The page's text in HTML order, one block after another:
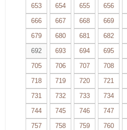
653
654 655 656
666
667 668 669
679
680 681 682
692
693 694 695
705
706 707 708
718
719 720 721
731
732 733 734
744
745 746 747
757
758 759 760